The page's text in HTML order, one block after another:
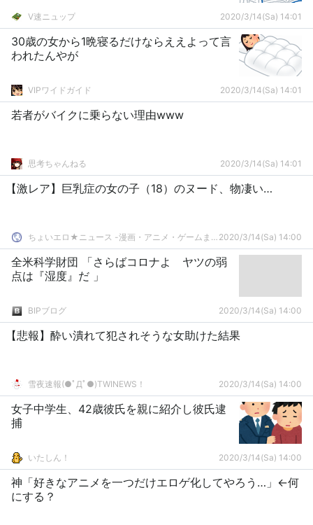
V速ニュップ 2020/3/14(Sa) 14:01
30歳の女から1晩寝るだけならええよって言
われたんやが
VIPワイドガイド 2020/3/14(Sa) 14:01
若者がバイクに乗らない理由www
思考ちゃんねる 2020/3/14(Sa) 14:01
【激レア】巨乳症の女の子（18）のヌード、物凄い…
ちょいエロ★ニュース -漫画・アニメ・ゲームまとめ- 2020/3/14(Sa) 14:00
全米科学財団 「さらばコロナよ ヤツの弱
点は『湿度』だ 」
BIPブログ 2020/3/14(Sa) 14:00
【悲報】酔い潰れて犯されそうな女助けた結果
雪夜速報(●ﾟДﾟ●)TWINEWS！ 2020/3/14(Sa) 14:00
女子中学生、42歳彼氏を親に紹介し彼氏逮
捕
いたしん！ 2020/3/14(Sa) 14:00
神「好きなアニメを一つだけエロゲ化してやろう…」←何
にする？